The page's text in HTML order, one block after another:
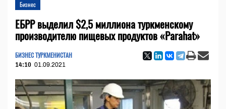
Бизнес
ЕБРР выделил $2,5 миллиона туркменскому
производителю пищевых продуктов «Parahat»
БИЗНЕС ТУРКМЕНИСТАН
14:10 01.09.2021